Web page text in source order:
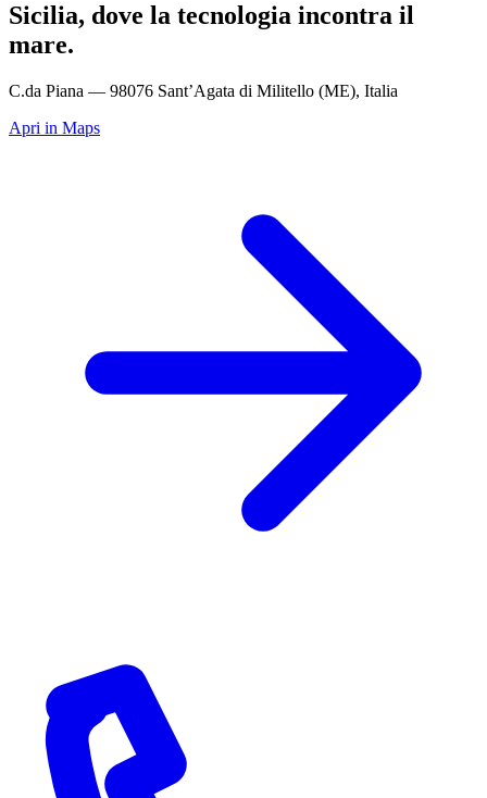
Sicilia, dove la tecnologia incontra il
mare.
C.da Piana — 98076 Sant’Agata di Militello (ME), Italia
Apri in Maps